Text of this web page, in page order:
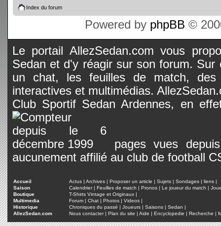
Index du forum
Powered by phpBB ©
Le portail AllezSedan.com vous
Sedan et d'y réagir sur son forum.
un chat, les feuilles de match, des
interactives et multimédias.
Club Sportif Sedan Ardennes, en
pages vues
aucunement affilié au club de football
Accueil Actus | Archives | Proposer un article | Sujets | Sondages | liens |
Saison
Calendrier| Feuilles de match | Pronos | Le joueur du match |
Boutique
T-Shirts Vintage et Originaux |
Multimedia
Forum | Chat | Photos | Videos |
Historique
Chroniques du passé | Joueurs | Saisons | Sedan |
AllezSedan.com
Nous contacter| Plan du site | Aide | Encyclopedie | Recherche |